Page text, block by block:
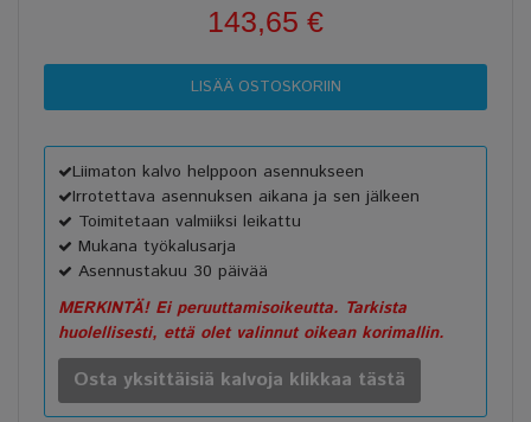
143,65 €
Liimaton kalvo helppoon asennukseen
Irrotettava asennuksen aikana ja sen jälkeen
Toimitetaan valmiiksi leikattu
Mukana työkalusarja
Asennustakuu 30 päivää
MERKINTÄ! Ei peruuttamisoikeutta. Tarkista
huolellisesti, että olet valinnut oikean korimallin.
Osta yksittäisiä kalvoja klikkaa tästä